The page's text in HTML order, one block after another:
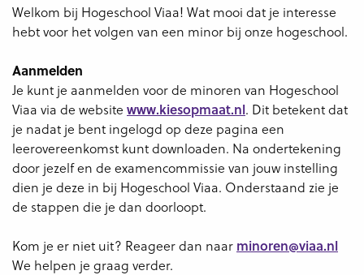
Welkom bij Hogeschool Viaa! Wat mooi dat je interesse
hebt voor het volgen van een minor bij onze hogeschool.
Aanmelden
Je kunt je aanmelden voor de minoren van Hogeschool
Viaa via de website www.kiesopmaat.nl. Dit betekent dat
je nadat je bent ingelogd op deze pagina een
leerovereenkomst kunt downloaden. Na ondertekening
door jezelf en de examencommissie van jouw instelling
dien je deze in bij Hogeschool Viaa. Onderstaand zie je
de stappen die je dan doorloopt.
Kom je er niet uit? Reageer dan naar minoren@viaa.nl
We helpen je graag verder.